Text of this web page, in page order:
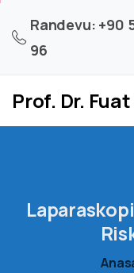
Randevu: +90
96
Prof. Dr.